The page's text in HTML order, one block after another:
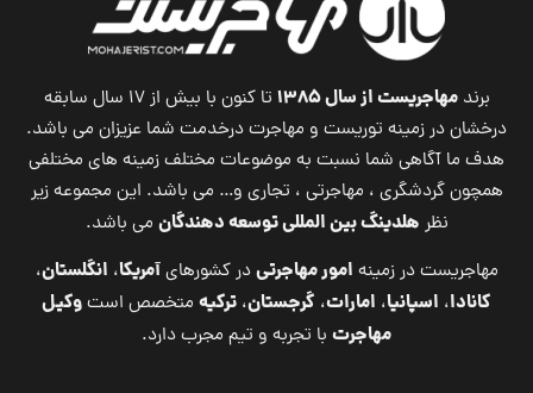
برندمهاجریست از سال ۱۳۸۵
تا کنون با بیش از ۱۷ سال سابقه
درخشان در زمینه توریست و مهاجرت درخدمت شما عزیزان می باشد.
هدف ما آگاهی شما نسبت به موضوعات مختلف زمینه های مختلفی
همچون گردشگری ، مهاجرتی ، تجاری و… می باشد. این مجموعه زیر
نظر هلدینگ بین المللی توسعه دهندگان می باشد.
مهاجریست در زمینه امور مهاجرتیدر کشورهایآمریکا، انگلستان،
کانادا، اسپانیا، امارات، گرجستان، ترکیه متخصص استوکیل
مهاجرت با تجربه و تیم مجرب دارد.